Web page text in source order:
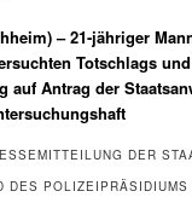
– 21-jähriger
Totschlags
auf Antrag der
DER
DES POLIZEIPRÄSIDIUMS